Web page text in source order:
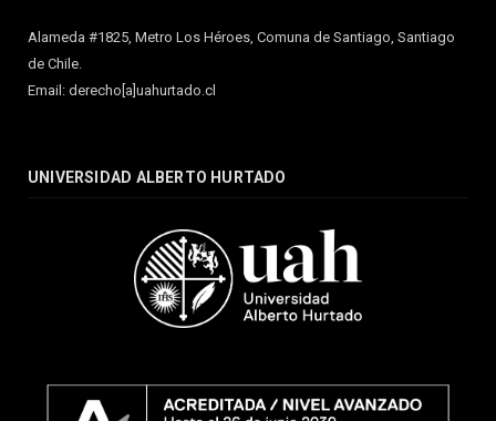
Alameda #1825, Metro Los Héroes, Comuna de Santiago, Santiago
de Chile.
Email: derecho[a]uahurtado.cl
UNIVERSIDAD ALBERTO HURTADO